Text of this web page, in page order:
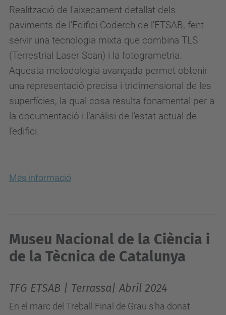
Realització de l'aixecament detallat dels
paviments de l'Edifici Coderch de l'ETSAB, fent
servir una tecnologia mixta que combina TLS
(Terrestrial Laser Scan) i la fotogrametria.
Aquesta metodologia avançada permet obtenir
una representació precisa i tridimensional de les
superfícies, la qual cosa resulta fonamental per a
la documentació i l’anàlisi de l’estat actual de
l’edifici.
Més informació
Museu Nacional de la Ciència i
de la Tècnica de Catalunya
TFG ETSAB | Terrassa| Abril 2024
En el marc del Treball Final de Grau s'ha donat